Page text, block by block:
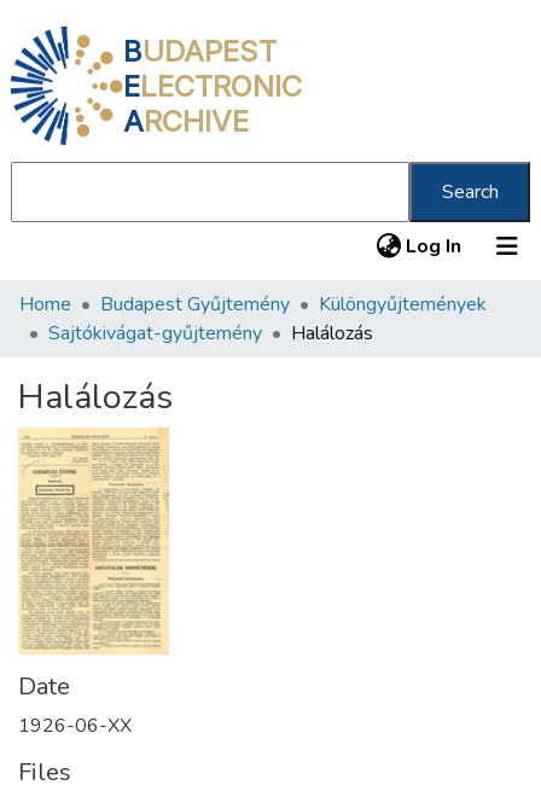
BUDAPEST
ELECTRONIC
ARCHIVE
Search
Log In (current)
Communities & Collections
Statistics
About us
Home Budapest Gyűjtemény
Különgyűjtemények
Sajtókivágat-gyűjtemény
Halálozás
Halálozás
Date
1926-06-XX
Files